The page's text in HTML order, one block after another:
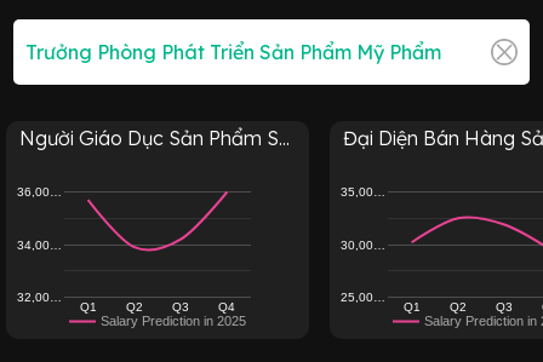
Người Giáo Dục Sản Phẩm S...
Salary Prediction in 2025
Q1 Q2 Q3 Q4
32,00…
34,00…
36,00…
Đại Diện Bán Hàng
Salary Prediction in
Q1 Q2 Q3
25,00…
30,00…
35,00…